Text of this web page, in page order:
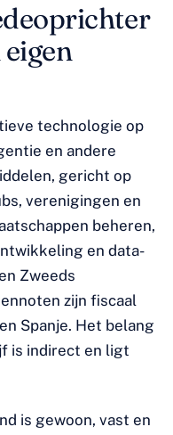
technologie op
en andere
gericht op
verenigingen en
beheren,
en data-
Zweeds
zijn fiscaal
Spanje. Het belang
is indirect en ligt
is gewoon, vast en